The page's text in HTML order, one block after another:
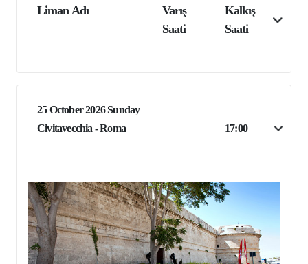
Liman Adı
Varış
Saati
Kalkış
Saati
25 October 2026 Sunday
Civitavecchia - Roma
17:00